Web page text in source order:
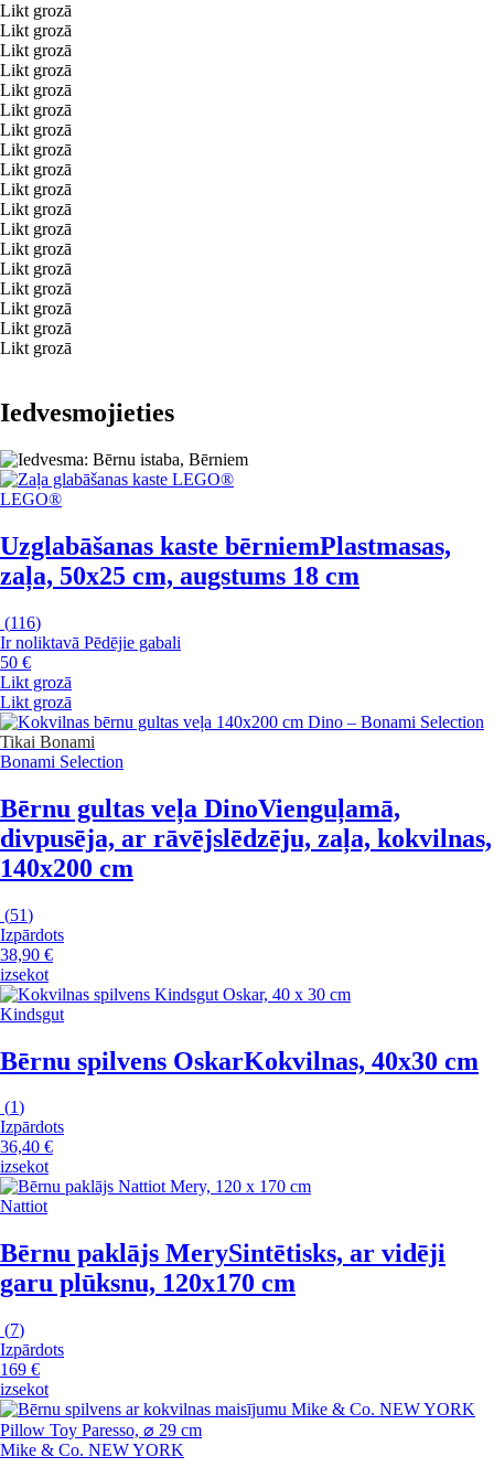
Likt grozā
Likt grozā
Likt grozā
Likt grozā
Likt grozā
Likt grozā
Likt grozā
Likt grozā
Likt grozā
Likt grozā
Likt grozā
Likt grozā
Likt grozā
Likt grozā
Likt grozā
Likt grozā
Likt grozā
Likt grozā
Iedvesmojieties
LEGO®
Uzglabāšanas kaste bērniemPlastmasas,
zaļa, 50x25 cm, augstums 18 cm
(116)
Ir noliktavā Pēdējie gabali
50 €
Likt grozā
Likt grozā
Tikai Bonami
Bonami Selection
Bērnu gultas veļa DinoVienguļamā,
divpusēja, ar rāvējslēdzēju, zaļa, kokvilnas,
140x200 cm
(51)
Izpārdots
38,90 €
izsekot
Kindsgut
Bērnu spilvens OskarKokvilnas, 40x30 cm
(1)
Izpārdots
36,40 €
izsekot
Nattiot
Bērnu paklājs MerySintētisks, ar vidēji
garu plūksnu, 120x170 cm
(7)
Izpārdots
169 €
izsekot
Mike & Co. NEW YORK